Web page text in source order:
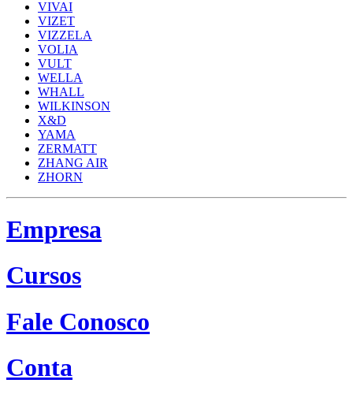
VIVAI
VIZET
VIZZELA
VOLIA
VULT
WELLA
WHALL
WILKINSON
X&D
YAMA
ZERMATT
ZHANG AIR
ZHORN
Empresa
Cursos
Fale Conosco
Conta